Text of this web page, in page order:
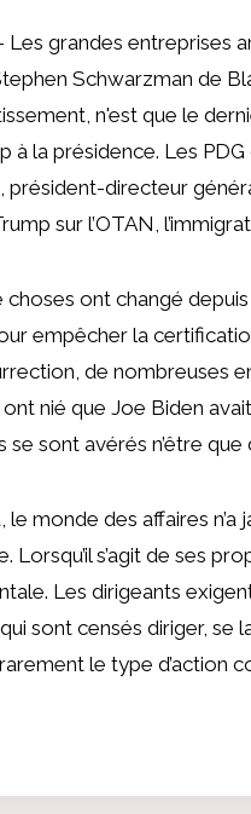
Les grandes entreprises
Schwarzman de
n'est que le
à la présidence. Les
président-directeur
sur l’OTAN,
ont changé
empêcher la
de nombreuses
nié que Joe Biden
se sont avérés n’être que
le monde des affaires
Lorsqu’il s’agit de ses
Les dirigeants
sont censés diriger,
le type d’action